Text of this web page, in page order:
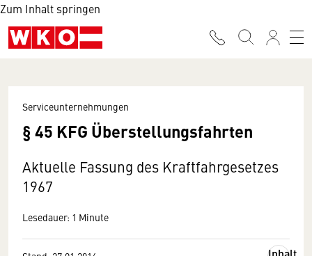
Zum Inhalt springen
Serviceunternehmungen
§ 45 KFG Überstellungsfahrten
Aktuelle Fassung des Kraftfahrgesetzes
1967
Lesedauer: 1 Minute